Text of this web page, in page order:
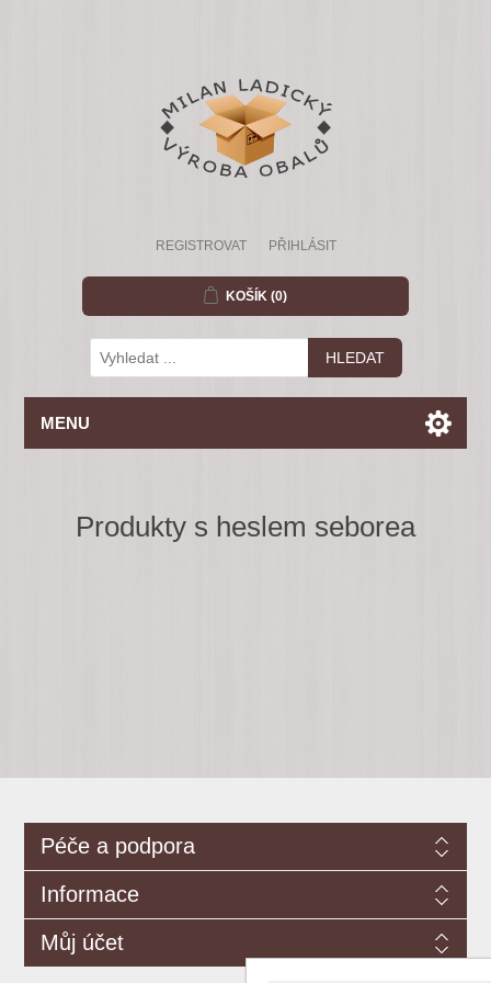
REGISTROVAT PŘIHLÁSIT
KOŠÍK (0)
MENU
Produkty s heslem seborea
Péče a podpora
Informace
Můj účet